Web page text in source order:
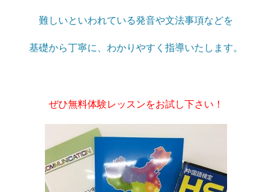
難しいといわれている発音や文法事項などを
基礎から丁寧に、わかりやすく指導いたします。
ぜひ無料体験レッスンをお試し下さい！